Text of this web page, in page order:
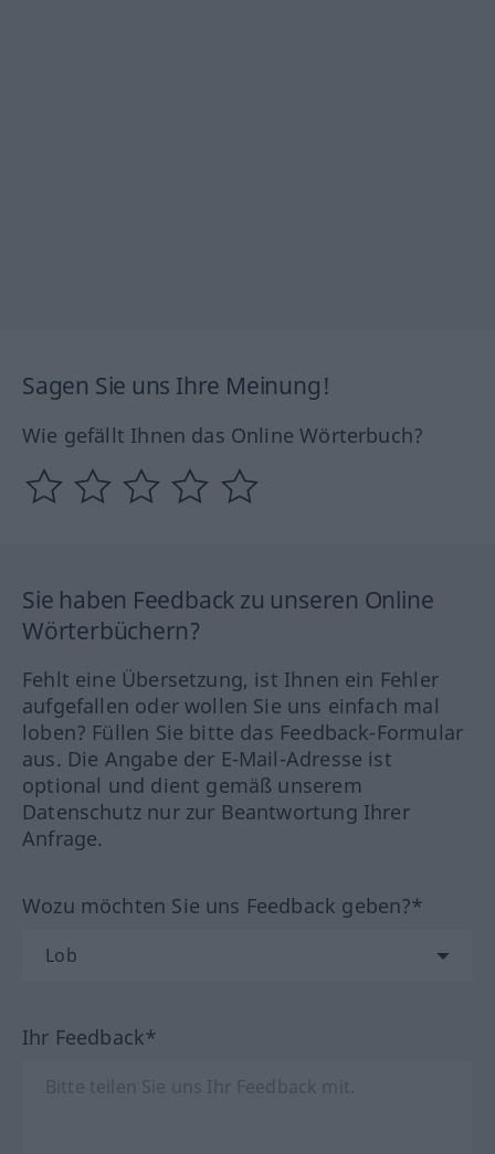
Sagen Sie uns Ihre Meinung!
Wie gefällt Ihnen das Online Wörterbuch?
Sie haben Feedback zu unseren Online
Wörterbüchern?
Fehlt eine Übersetzung, ist Ihnen ein Fehler
aufgefallen oder wollen Sie uns einfach mal
loben? Füllen Sie bitte das Feedback-Formular
aus. Die Angabe der E-Mail-Adresse ist
optional und dient gemäß unserem
Datenschutz nur zur Beantwortung Ihrer
Anfrage.
Wozu möchten Sie uns Feedback geben?*
Ihr Feedback*